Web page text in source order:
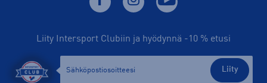
Liity Intersport Clubiin ja hyödynnä -10 % etusi
Liity